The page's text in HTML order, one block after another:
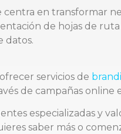
en transformar
de hojas de
datos.
servicios de
de campañas
especializadas y
saber más o